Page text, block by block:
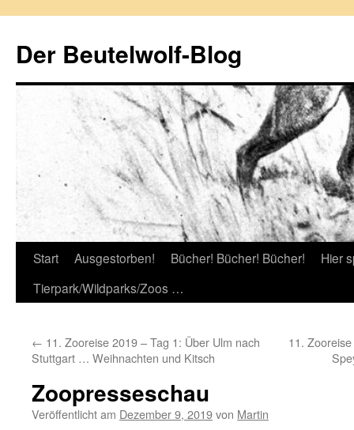
springen
Der Beutelwolf-Blog
Start Ausgestorben! Bücher! Bücher! Bücher!
Hier
Tierpark/Wildparks/Zoos …
← 11. Zooreise 2019 – Tag 1: Über Ulm nach
Stuttgart … Weihnachten und Kitsch
11.
Zoopresseschau
Veröffentlicht am Dezember 9, 2019von Martin